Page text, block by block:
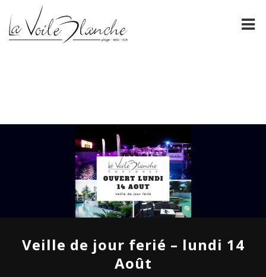
ÉVÈNEMENTS
ESPACE PRO
Veille de jour ferié – lundi 14
Août